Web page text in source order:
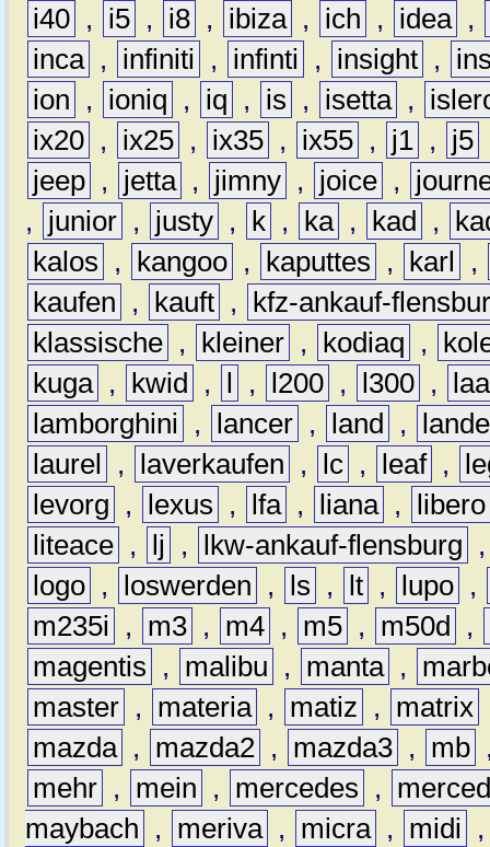
i40 , i5 , i8 , ibiza , ich , idea ,
inca , infiniti , infinti , insight ,
ion
, ioniq , iq , is , isetta ,
ix20 , ix25 , ix35 , ix55 , j1 , j5
jeep , jetta , jimny , joice ,
,
junior , justy , k , ka , kad ,
kalos
, kangoo , kaputtes , karl
,
kaufen
, kauft ,
kfz-ankauf-
klassische , kleiner , kodiaq ,
kuga , kwid , l , l200 , l300 ,
lamborghini
, lancer , land ,
laurel
, laverkaufen , lc , leaf ,
levorg
, lexus , lfa , liana ,
libero
liteace , lj , lkw-ankauf-flensburg
logo , loswerden , ls , lt , lupo ,
m235i
, m3 , m4 , m5 , m50d ,
magentis
, malibu , manta ,
master , materia , matiz , matrix
mazda , mazda2 , mazda3 , mb
mehr , mein , mercedes ,
maybach
, meriva , micra , midi